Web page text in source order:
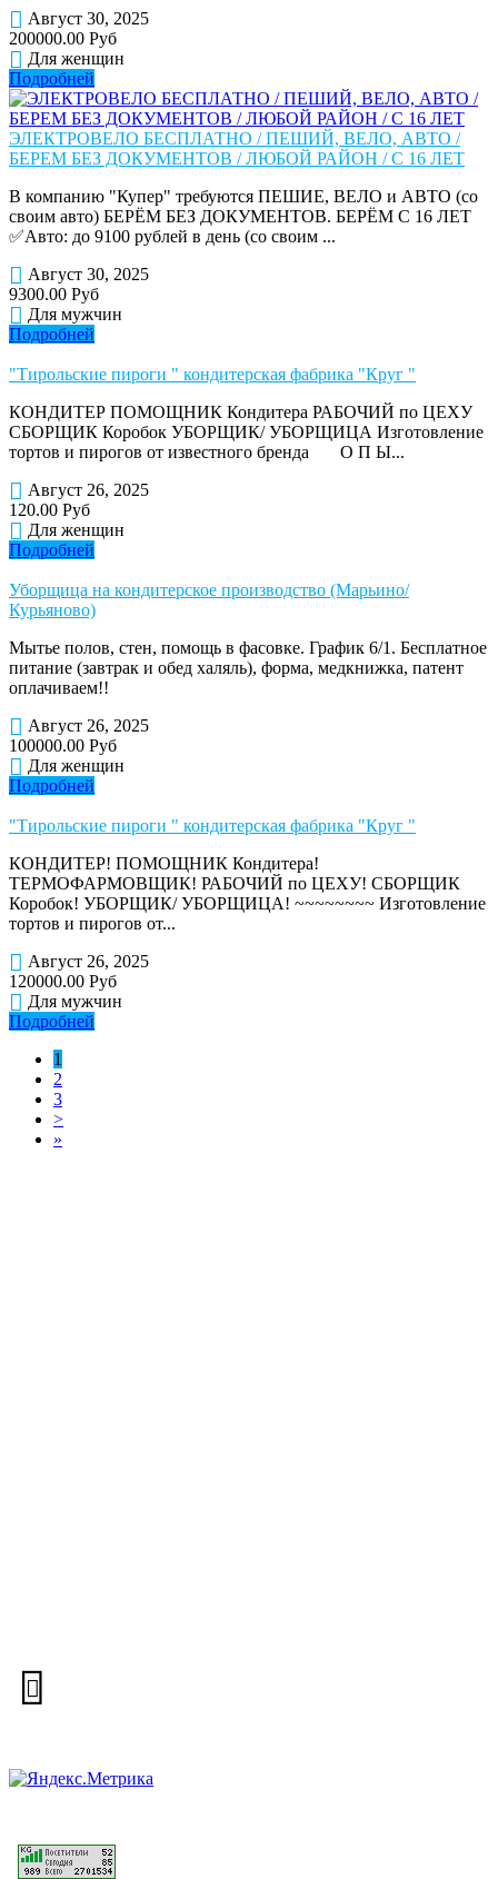
Август 30, 2025
200000.00 Руб
Для женщин
Подробней
ЭЛЕКТРОВЕЛО БЕСПЛАТНО / ПЕШИЙ, ВЕЛО, АВТО /
БЕРЕМ БЕЗ ДОКУМЕНТОВ / ЛЮБОЙ РАЙОН / С 16 ЛЕТ
В компанию "Купер" требуются ПЕШИЕ, ВЕЛО и АВТО (со
своим авто) БЕРЁМ БЕЗ ДОКУМЕНТОВ. БЕРЁМ С 16 ЛЕТ
✅Авто: до 9100 рублей в день (со своим ...
Август 30, 2025
9300.00 Руб
Для мужчин
Подробней
"Тирольские пироги " кондитерская фабрика "Круг "
КОНДИТЕР ПОМОЩНИК Кондитера РАБОЧИЙ по ЦЕХУ
СБОРЩИК Коробок УБОРЩИК/ УБОРЩИЦА Изготовление
тортов и пирогов от известного бренда О П Ы...
Август 26, 2025
120.00 Руб
Для женщин
Подробней
Уборщица на кондитерское производство (Марьино/
Курьяново)
Мытье полов, стен, помощь в фасовке. График 6/1. Бесплатное
питание (завтрак и обед халяль), форма, медкнижка, патент
оплачиваем!!
Август 26, 2025
100000.00 Руб
Для женщин
Подробней
"Тирольские пироги " кондитерская фабрика "Круг "
КОНДИТЕР! ПОМОЩНИК Кондитера!
ТЕРМОФАРМОВЩИК! РАБОЧИЙ по ЦЕХУ! СБОРЩИК
Коробок! УБОРЩИК/ УБОРЩИЦА! ~~~~~~~~ Изготовление
тортов и пирогов от...
Август 26, 2025
120000.00 Руб
Для мужчин
Подробней
1
2
3
>
»